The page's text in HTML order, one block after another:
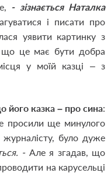
- зізнається Наталка
і писати про
уявити картинку з
що це має бути добра
у моїй казці – з
його казка – про сина:
просили ще минулого
було дуже
- Але я згадав, що
на карусельці